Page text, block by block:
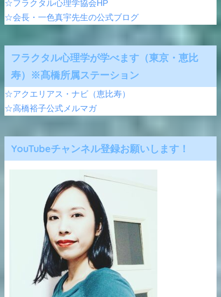
☆フラクタル心理学協会HP
☆会長・一色真宇先生の公式ブログ
フラクタル心理学が学べます（東京・恵比
寿）※髙橋所属ステーション
☆アクエリアス・ナビ（恵比寿）
☆高橋裕子公式メルマガ
YouTubeチャンネル登録お願いします！